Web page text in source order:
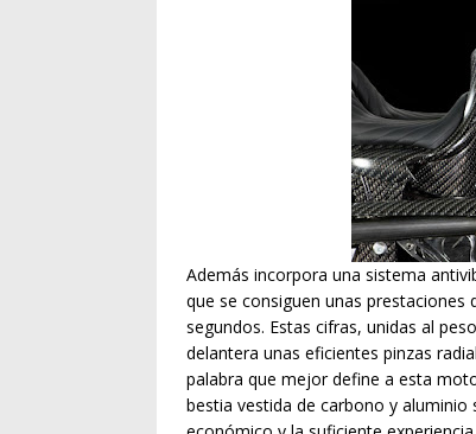
Además incorpora una sistema
que se consiguen unas
segundos. Estas cifras, unidas al
delantera unas eficientes pinzas
palabra que mejor define a esta
bestia vestida de carbono y